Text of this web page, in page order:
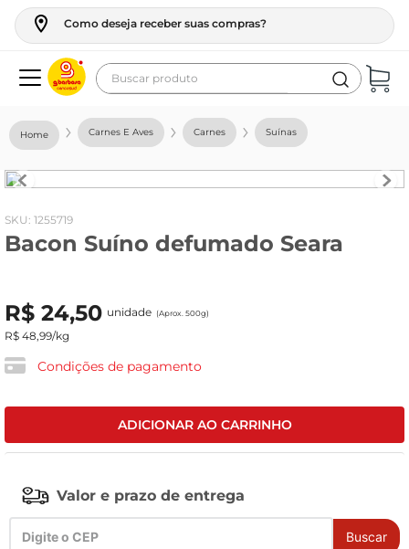
Como deseja receber suas compras?
Buscar produto
Carnes E Aves Carnes Suínas
: 1255719
Bacon Suíno defumado Seara
R$ 24,50 unidade (Aprox. 500g)
R$ 48,99/kg
Condições de pagamento
ADICIONAR AO CARRINHO
Valor e prazo de entrega
Buscar
geladeira
fogao
café
frango
vinho
leite
tv